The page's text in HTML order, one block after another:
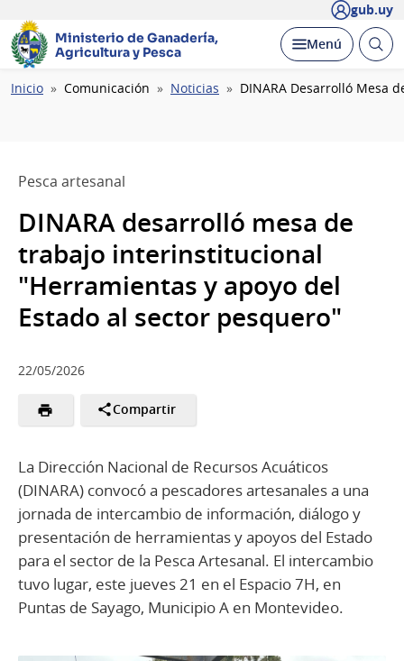
gub.uy
Ministerio de Ganadería,
Agricultura y Pesca
Desplegar
Menú Abrir
Ruta
Inicio Comunicación Noticias DINARA Desarrolló Mesa
Pesca artesanal
DINARA desarrolló mesa de
trabajo interinstitucional
"Herramientas y apoyo del
Estado al sector pesquero"
22/05/2026
Compartir
La Dirección Nacional de Recursos Acuáticos
(DINARA) convocó a pescadores artesanales a una
jornada de intercambio de información, diálogo y
presentación de herramientas y apoyos del Estado
para el sector de la Pesca Artesanal. El intercambio
tuvo lugar, este jueves 21 en el Espacio 7H, en
Puntas de Sayago, Municipio A en Montevideo.